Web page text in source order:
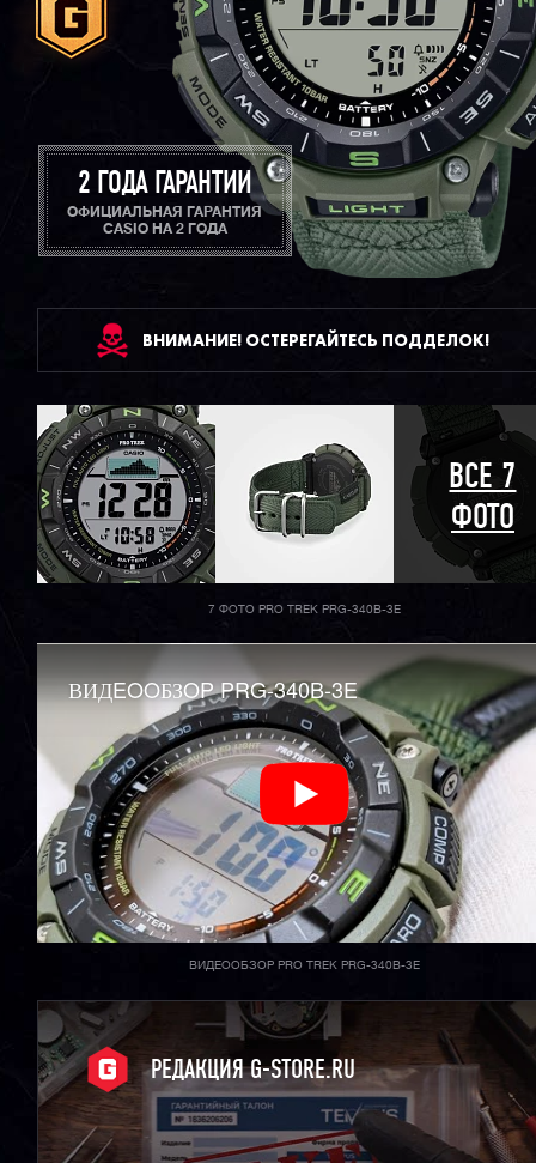
2 ГОДА ГАРАНТИИ
ОФИЦИАЛЬНАЯ ГАРАНТИЯ
CASIO НА 2 ГОДА
ВНИМАНИЕ! ОСТЕРЕГАЙТЕСЬ ПОДДЕЛОК!
ВСЕ 7
ФОТО
7 ФОТО PRO TREK PRG-340B-3E
ВИДEOOБЗOP PRG-340B-3E
ВИДЕООБЗОР PRO TREK PRG-340B-3E
РЕДАКЦИЯ G-STORE.RU